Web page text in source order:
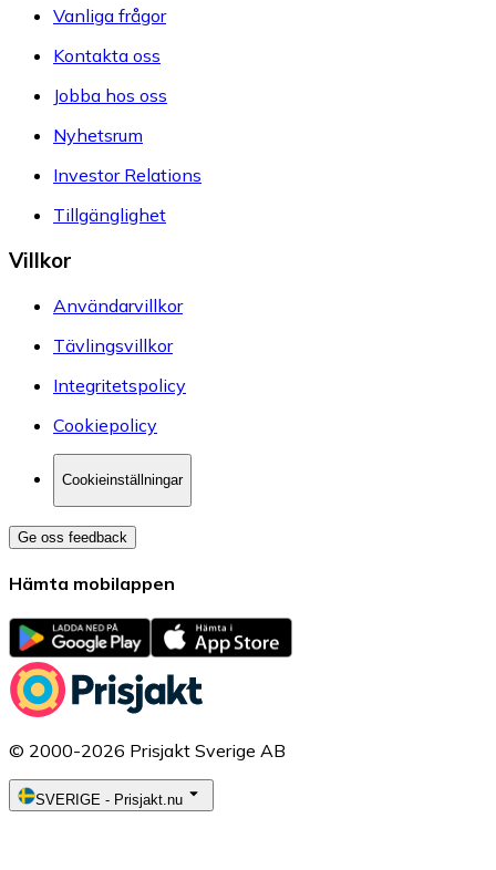
Vanliga frågor
Kontakta oss
Jobba hos oss
Nyhetsrum
Investor Relations
Tillgänglighet
Villkor
Användarvillkor
Tävlingsvillkor
Integritetspolicy
Cookiepolicy
Cookieinställningar
Ge oss feedback
Hämta mobilappen
© 2000-2026 Prisjakt Sverige AB
SVERIGE - Prisjakt.nu